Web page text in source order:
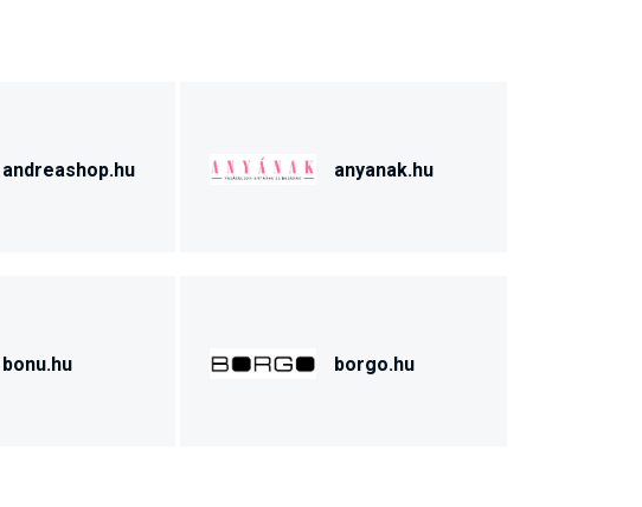
andreashop.hu anyanak.hu
bonu.hu borgo.hu